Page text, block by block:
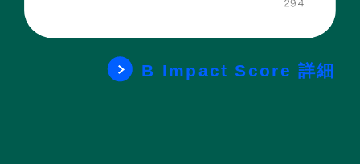
B Impact Score 詳細